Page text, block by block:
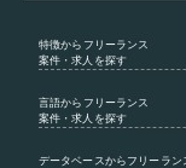
特徴からフリーランス
案件・求人を探す
言語からフリーランス
案件・求人を探す
データベース からフリーラン